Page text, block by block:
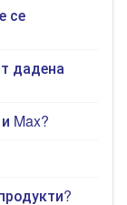
се
дадена
Max?